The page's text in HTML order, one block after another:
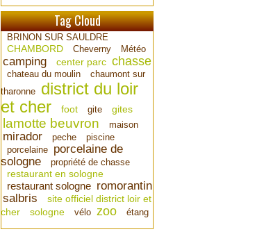
Tag Cloud
BRINON SUR SAULDRE
CHAMBORD Cheverny Météo
camping center parc chasse
chateau du moulin
chaumont sur
tharonne district du loir
et cher
foot gite gites
lamotte beuvron maison
mirador peche
piscine
porcelaine porcelaine de
sologne
propriété de chasse
restaurant en sologne
restaurant sologne romorantin
salbris
site officiel district loir et
cher
sologne vélo zoo étang